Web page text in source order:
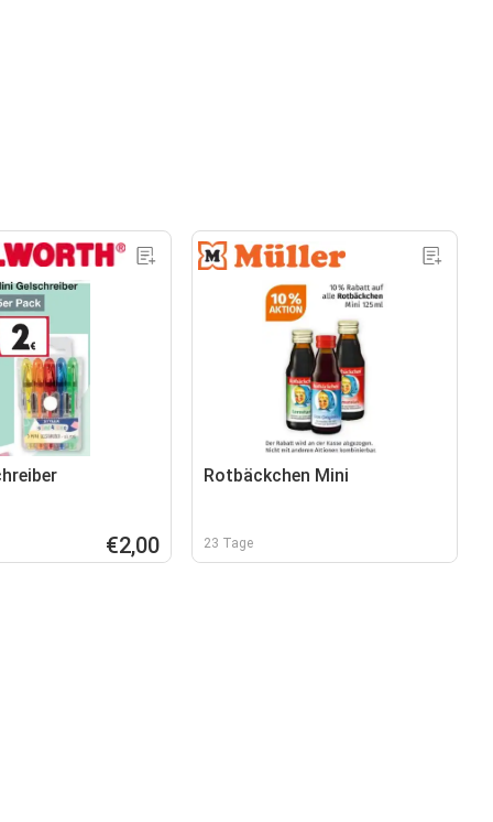
€2,00
Rotbäckchen Mini
23 Tage